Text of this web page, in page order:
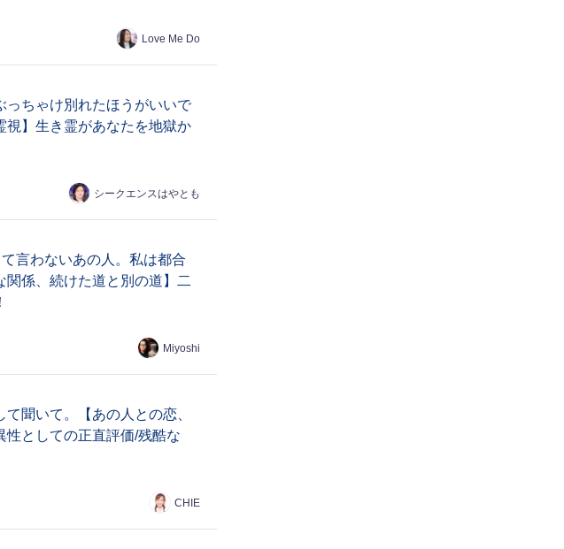
Love Me Do
っちゃけ別れたほうがいいで
視】生き霊があなたを地獄か
シークエンスはやとも
言わないあの人。私は都合
関係、続けた道と別の道】二
Miyoshi
聞いて。【あの人との恋、
性としての正直評価/残酷な
CHIE